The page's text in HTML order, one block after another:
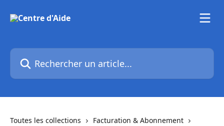
Rechercher un article...
Toutes les collections
Facturation & Abonnement